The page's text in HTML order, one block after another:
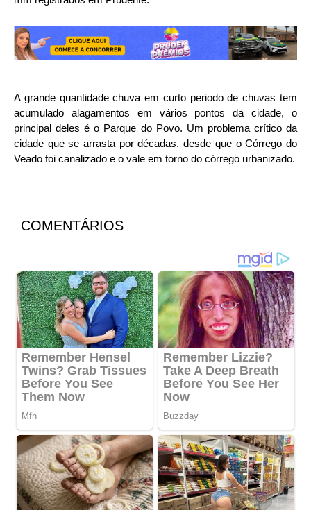
A grande quantidade chuva em curto periodo de chuvas tem
acumulado alagamentos em vários pontos da cidade, o
principal deles é o Parque do Povo. Um problema crítico da
cidade que se arrasta por décadas, desde que o Córrego do
Veado foi canalizado e o vale em torno do córrego urbanizado.
COMENTÁRIOS